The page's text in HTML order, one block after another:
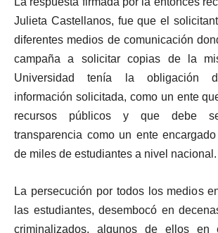
Julieta Castellanos, fue que el
diferentes medios de comunicación
campaña a solicitar copias de la
Universidad tenía la obligación
información solicitada, como un ente
recursos públicos y que debe
transparencia como un ente
de miles de estudiantes a nivel nacional.
La persecución por todos los medios
las estudiantes, desembocó en
criminalizados, algunos de ellos